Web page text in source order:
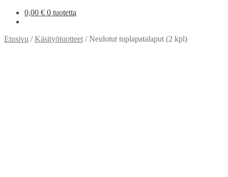
0,00 € 0 tuotetta
Etusivu /Käsityötuotteet /Neulotut tuplapatalaput (2 kpl)